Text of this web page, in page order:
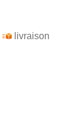
livraison